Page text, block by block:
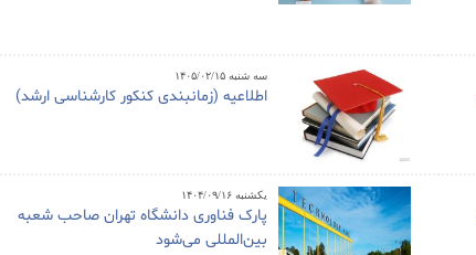
سه شنبه ۱۴۰۵/۰۲/۱۵
اطلاعیه (زمانبندی کنکور کارشناسی ارشد)
یکشنبه ۱۴۰۴/۰۹/۱۶
پارک فناوری دانشگاه تهران صاحب شعبه
بین‌المللی می‌شود